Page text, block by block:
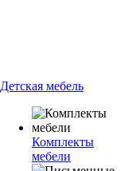
Детская мебель
Комплекты
мебели